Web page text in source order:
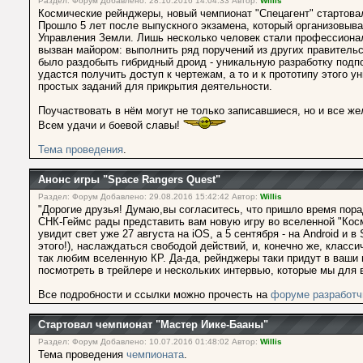
Космические рейнджеры, новый чемпионат "Спецагент"
Прошло 5 лет после выпускного экзамена, который
Управления Земли. Лишь несколько человек стали
вызван майором: выполнить ряд поручений из других
было раздобыть гибридный дроид - уникальную разработку
удастся получить доступ к чертежам, а то и к прототипу
простых заданий для прикрытия деятельности.
Поучаствовать в нём могут не только записавшиеся, но и все
Всем удачи и боевой славы!
Тема проведения.
Анонс игры "Space Rangers Quest"
Раздел: Форум Добавлено: 29.08.2016 15:42:42 Автор: Willis
"Дорогие друзья! Думаю,вы согласитесь, что пришло время
СНК-Геймс рады представить вам новую игру во вселенной
увидит свет уже 27 августа на iOS, а 5 сентября - на Android и
этого!), наслаждаться свободой действий, и, конечно же,
так любим вселенную КР. Да-да, рейнджеры таки придут в ваши
посмотреть в трейлере и нескольких интервью, которые мы для
Все подробности и ссылки можно прочесть на форуме
Стартовал чемпионат "Мастер Иике-Бааны"
Раздел: Форум Добавлено: 10.07.2016 01:48:02 Автор: Willis
Тема проведения чемпионата.